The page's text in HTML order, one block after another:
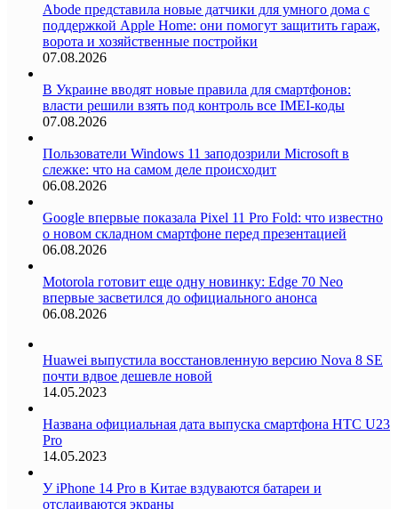
Abode представила новые датчики для умного дома с
поддержкой Apple Home: они помогут защитить гараж,
ворота и хозяйственные постройки
07.08.2026
В Украине вводят новые правила для смартфонов:
власти решили взять под контроль все IMEI-коды
07.08.2026
Пользователи Windows 11 заподозрили Microsoft в
слежке: что на самом деле происходит
06.08.2026
Google впервые показала Pixel 11 Pro Fold: что известно
о новом складном смартфоне перед презентацией
06.08.2026
Motorola готовит еще одну новинку: Edge 70 Neo
впервые засветился до официального анонса
06.08.2026
Huawei выпустила восстановленную версию Nova 8 SE
почти вдвое дешевле новой
14.05.2023
Названа официальная дата выпуска смартфона HTC U23
Pro
14.05.2023
У iPhone 14 Pro в Китае вздуваются батареи и
отслаиваются экраны